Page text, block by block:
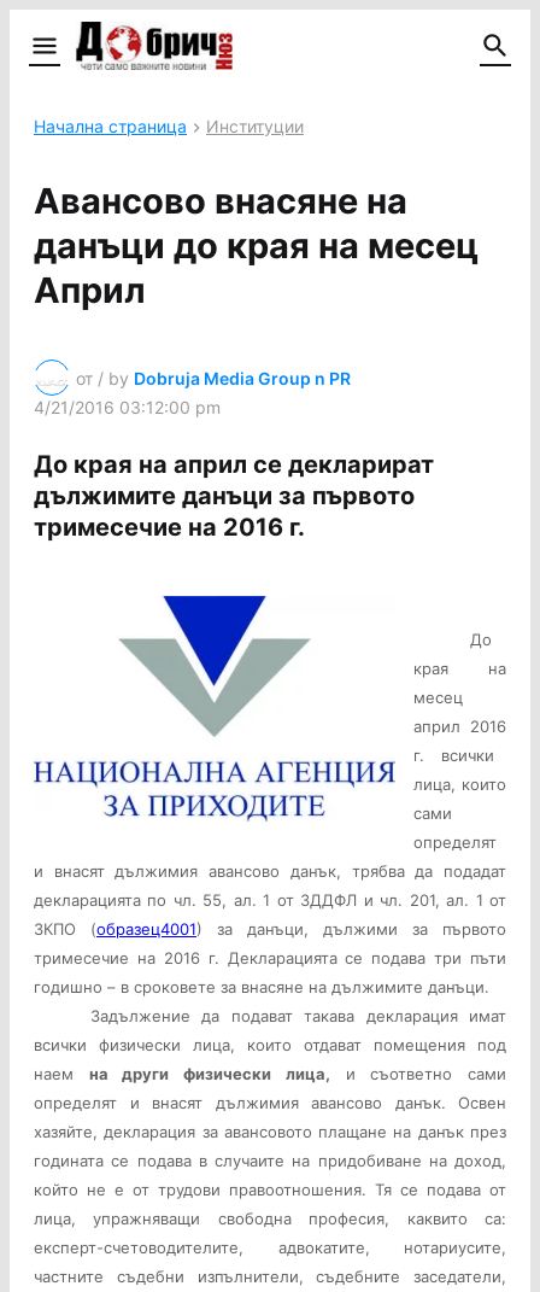
Начална страница Институции
Авансово внасяне на
данъци до края на месец
Април
от / by Dobruja Media Group n PR
4/21/2016 03:12:00 pm
До края на април се декларират
дължимите данъци за първото
тримесечие на 2016 г.
До
края на
месец
април 2016
г. всички
лица, които
сами
определят
и внасят дължимия авансово данък, трябва да подадат
декларацията по чл. 55, ал. 1 от ЗДДФЛ и чл. 201, ал. 1 от
ЗКПО (образец4001) за данъци, дължими за първото
тримесечие на 2016г. Декларацията се подава три пъти
годишно – в сроковете за внасяне на дължимите данъци.
Задължение да подават такава декларация имат
всички физически лица, които отдават помещения под
наем на други физически лица, и съответно сами
определят и внасят дължимия авансово данък. Освен
хазяйте, декларация за авансовото плащане на данък през
годината се подава в случаите на придобиване на доход,
който не e от трудови правоотношения. Тя се подава от
лица, упражняващи свободна професия, каквито са:
експерт-счетоводителите, адвокатите, нотариусите,
частните съдебни изпълнители, съдебните заседатели,